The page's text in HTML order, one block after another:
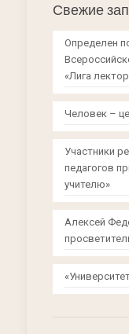
Свежие
Определен
«Лига
Человек –
Участники
педагогов
учителю»
Алексей